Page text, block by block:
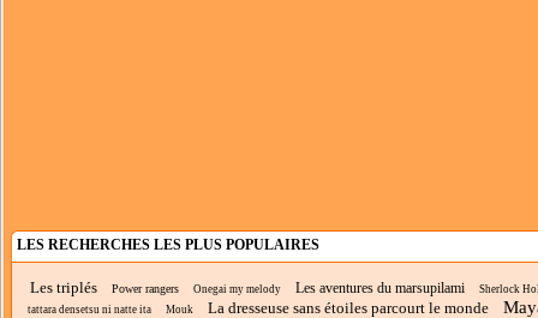
LES RECHERCHES LES PLUS POPULAIRES
Les triplés Power rangers Onegai my melody Les aventures du marsupilami
Sherlock
tattara densetsu ni natte ita
Mouk La dresseuse sans étoiles parcourt le monde